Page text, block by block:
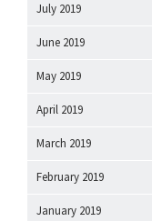
July 2019
June 2019
May 2019
April 2019
March 2019
February 2019
January 2019